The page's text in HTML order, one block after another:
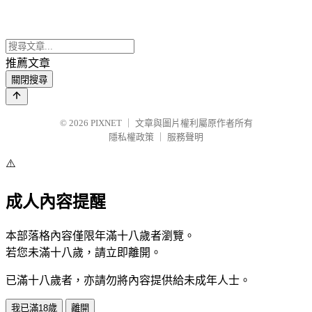
推薦文章
關閉搜尋
© 2026 PIXNET
文章與圖片權利屬原作者所有
隱私權政策
服務聲明
⚠️
成人內容提醒
本部落格內容僅限年滿十八歲者瀏覽。
若您未滿十八歲，請立即離開。
已滿十八歲者，亦請勿將內容提供給未成年人士。
我已滿18歲 離開